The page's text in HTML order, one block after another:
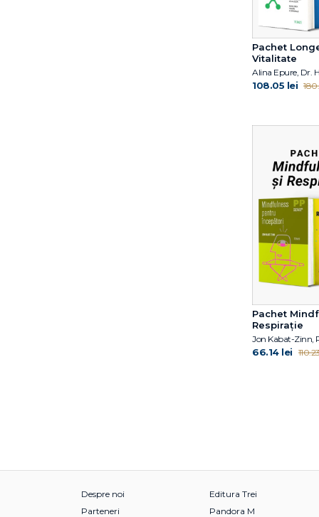
William W. Li
Pachet
Vitalitate
108.05 lei
Pachet
Respirație
66.14 lei
Despre noi
Parteneri
Editura Trei
Pandora M